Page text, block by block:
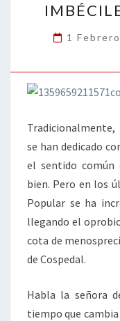
1
se han dedicado
el sentido común
bien. Pero en los
Popular se ha
llegando el
cota de
de Cospedal.
Habla la señora
tiempo que